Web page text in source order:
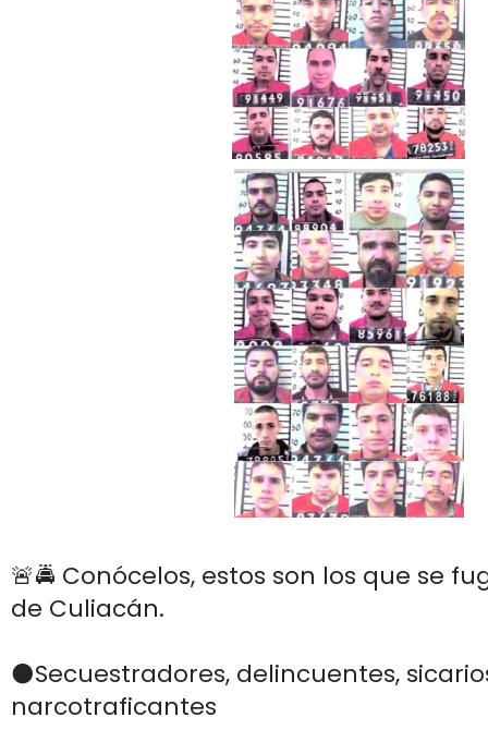
🚨🚔 Conócelos, estos son los que se
de Culiacán.
⚫️Secuestradores, delincuentes,
narcotraficantes